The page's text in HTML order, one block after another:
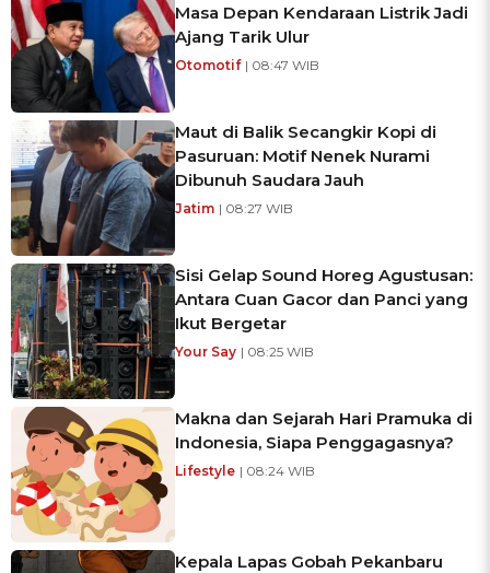
Masa Depan Kendaraan Listrik Jadi
Ajang Tarik Ulur
Otomotif | 08:47 WIB
Maut di Balik Secangkir Kopi di
Pasuruan: Motif Nenek Nurami
Dibunuh Saudara Jauh
Jatim | 08:27 WIB
Sisi Gelap Sound Horeg Agustusan:
Antara Cuan Gacor dan Panci yang
Ikut Bergetar
Your Say | 08:25 WIB
Makna dan Sejarah Hari Pramuka di
Indonesia, Siapa Penggagasnya?
Lifestyle | 08:24 WIB
Kepala Lapas Gobah Pekanbaru